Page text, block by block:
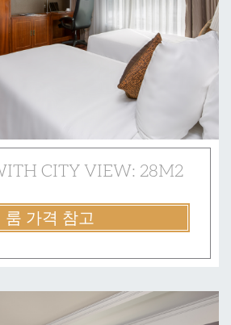
CITY VIEW: 28M2
룸 가격 참고